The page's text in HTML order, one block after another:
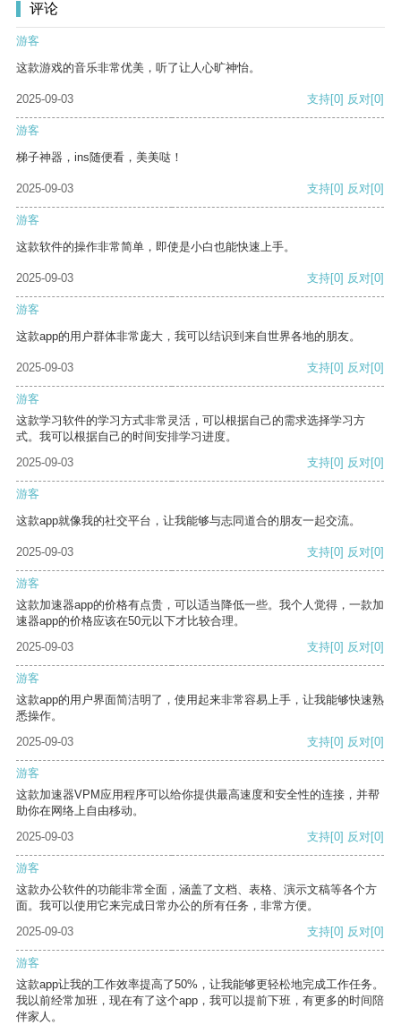
评论
游客
这款游戏的音乐非常优美，听了让人心旷神怡。
2025-09-03 支持[0] 反对[0]
游客
梯子神器，ins随便看，美美哒！
2025-09-03 支持[0] 反对[0]
游客
这款软件的操作非常简单，即使是小白也能快速上手。
2025-09-03 支持[0] 反对[0]
游客
这款app的用户群体非常庞大，我可以结识到来自世界各地的朋友。
2025-09-03 支持[0] 反对[0]
游客
这款学习软件的学习方式非常灵活，可以根据自己的需求选择学习方
式。我可以根据自己的时间安排学习进度。
2025-09-03
支持[0] 反对[0]
游客
这款app就像我的社交平台，让我能够与志同道合的朋友一起交流。
2025-09-03 支持[0] 反对[0]
游客
这款加速器app的价格有点贵，可以适当降低一些。我个人觉得，一款加
速器app的价格应该在50元以下才比较合理。
2025-09-03
支持[0] 反对[0]
游客
这款app的用户界面简洁明了，使用起来非常容易上手，让我能够快速熟
悉操作。
2025-09-03
支持[0] 反对[0]
游客
这款加速器VPM应用程序可以给你提供最高速度和安全性的连接，并帮
助你在网络上自由移动。
2025-09-03
支持[0] 反对[0]
游客
这款办公软件的功能非常全面，涵盖了文档、表格、演示文稿等各个方
面。我可以使用它来完成日常办公的所有任务，非常方便。
2025-09-03
支持[0] 反对[0]
游客
这款app让我的工作效率提高了50%，让我能够更轻松地完成工作任务。
我以前经常加班，现在有了这个app，我可以提前下班，有更多的时间陪
伴家人。